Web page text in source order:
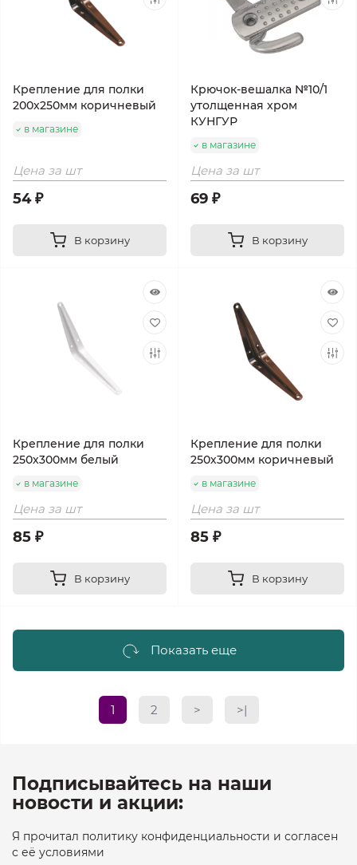
Крепление для полки
200х250мм коричневый
в магазине
Цена за шт
54 ₽
В корзину
Крючок-вешалка №10/1
утолщенная хром
КУНГУР
в магазине
Цена за шт
69 ₽
В корзину
Крепление для полки
250х300мм белый
в магазине
Цена за шт
85 ₽
В корзину
Крепление для полки
250х300мм коричневый
в магазине
Цена за шт
85 ₽
В корзину
Показать еще
1 2 > >|
Подписывайтесь на наши
новости и акции:
Я прочитал политику конфиденциальности и согласен
с её условиями